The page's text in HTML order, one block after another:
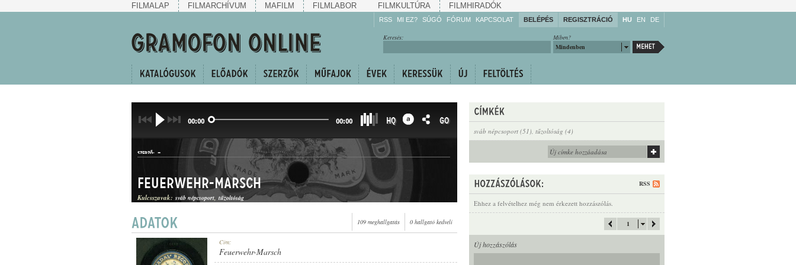
FILMALAP FILMARCHÍVUM MAFILM FILMLABOR FILMKULTÚRA FILMHIRADÓK
RSS MI EZ? SÚGÓ
Gyarapítsa!
FÓRUM KAPCSOLAT BELÉPÉS REGISZTRÁCIÓ HU EN DE
Miben?
Mindenben
Keresés:
sváb népcsoport (51), tűzoltóság (4)
RSS
Ehhez a felvételhez még nem érkezett hozzászólás.
1
Új hozzászólás
00:00 00:00 HQ GO
SZERZŐ: -
LÄNDLER
Feuerwehr-Marsch
Kulcsszavak: sváb népcsoport tűzoltóság
109 meghallgatás 0 hallgató kedveli
Cím:
Feuerwehr-Marsch